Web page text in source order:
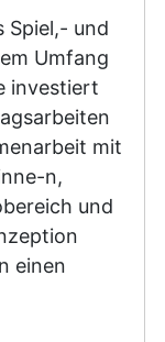
Spiel,- und
Umfang
investiert
mit
n,
und
einen